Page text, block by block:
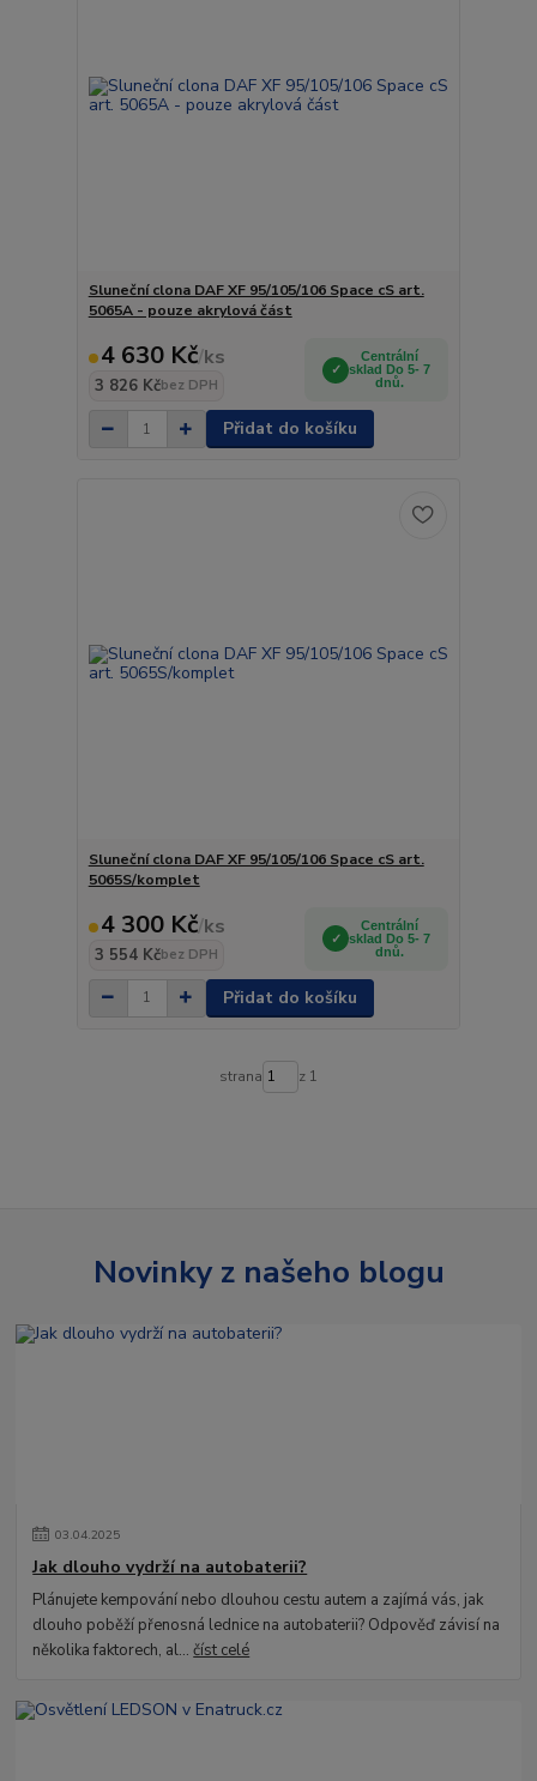
Sluneční clona DAF XF 95/105/106 Space cS art.
5065A - pouze akrylová část
4 630 Kč/ks
3 826 Kčbez DPH
Centrální
sklad Do 5- 7
dnů.
Přidat do košíku
Sluneční clona DAF XF 95/105/106 Space cS art.
5065S/komplet
4 300 Kč/ks
3 554 Kčbez DPH
Centrální
sklad Do 5- 7
dnů.
Přidat do košíku
strana z 1
Novinky z našeho blogu
03.04.2025
Jak dlouho vydrží na autobaterii?
Plánujete kempování nebo dlouhou cestu autem a zajímá vás, jak
dlouho poběží přenosná lednice na autobaterii? Odpověď závisí na
několika faktorech, al...číst celé